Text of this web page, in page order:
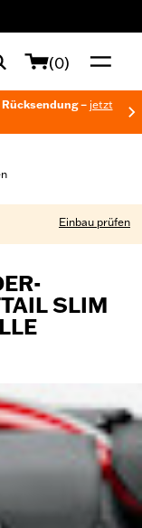
(0)
– jetzt
Einbau prüfen
SLIM